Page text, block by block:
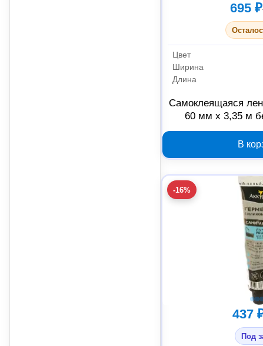
695 ₽
Цвет
Ширина
Длина
Самоклеящаяся
60 мм x 3,35 м
В
-16%
437
Под